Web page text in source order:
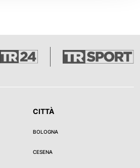
CITTÀ
BOLOGNA
CESENA